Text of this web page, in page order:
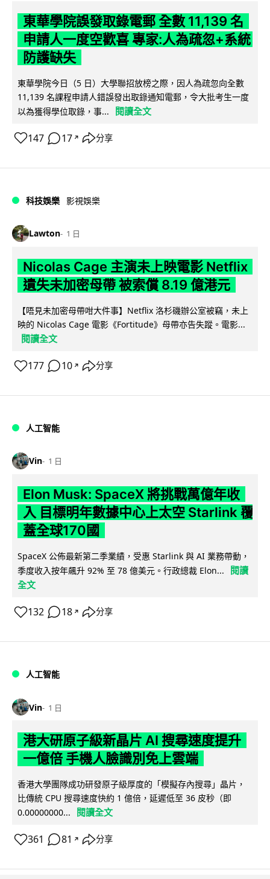
東華學院誤發取錄電郵 全數 11,139 名
申請人一度空歡喜 專家:人為疏忽+系統
防護缺失
東華學院今日（5 日）大學聯招放榜之際，因人為疏忽向全數
11,139 名課程申請人錯誤發出取錄通知電郵，令大批考生一度
以為獲得學位取錄，事...
閱讀全文
147 17 ↗ 分享
科技娛樂 影視娛樂
Lawton 1 日
Nicolas Cage 主演未上映電影 Netflix
遺失未加密母帶 被索償 8.19 億港元
【唔見未加密母帶咁大件事】Netflix 洛杉磯辦公室被竊，未上
映的 Nicolas Cage 電影《Fortitude》母帶亦告失蹤。電影...
閱讀全文
177 10 ↗ 分享
人工智能
Vin 1 日
Elon Musk: SpaceX 將挑戰萬億年收
入 目標明年數據中心上太空 Starlink 覆
蓋全球170國
SpaceX 公佈最新第二季業績，受惠 Starlink 與 AI 業務帶動，
季度收入按年飆升 92% 至 78 億美元。行政總裁 Elon...
閱讀
全文
132 18 ↗ 分享
人工智能
Vin 1 日
港大研原子級新晶片 AI 搜尋速度提升
一億倍 手機人臉識別免上雲端
香港大學團隊成功研發原子級厚度的「模擬存內搜尋」晶片，
比傳統 CPU 搜尋速度快約 1 億倍，延遲低至 36 皮秒（即
0.00000000...
閱讀全文
361 81 ↗ 分享